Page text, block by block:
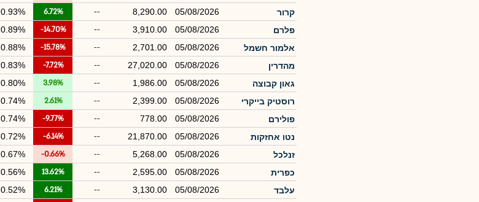
קרור
05/08/2026
8,290.00
--
6.72%
0.93%
פלרם
05/08/2026
3,910.00
--
-14.70%
0.89%
אלמור חשמל
05/08/2026
2,701.00
--
-15.78%
0.88%
מהדרין
05/08/2026
27,020.00
--
-7.72%
0.83%
גאון קבוצה
05/08/2026
1,986.00
--
3.98%
0.80%
רוסטיק בייקרי
05/08/2026
2,399.00
--
2.61%
0.74%
פולירם
05/08/2026
778.00
--
-9.77%
0.74%
נטו אחזקות
05/08/2026
21,870.00
--
-6.14%
0.72%
זנלכל
05/08/2026
5,268.00
--
-0.66%
0.67%
כפרית
05/08/2026
2,595.00
--
13.62%
0.56%
עלבד
05/08/2026
3,130.00
--
6.21%
0.52%